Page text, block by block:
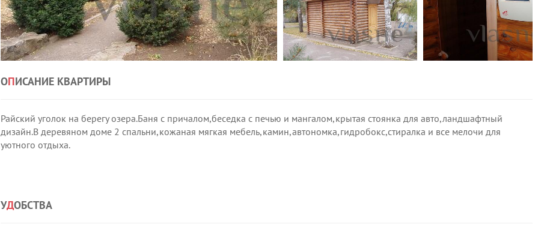
ОПИСАНИЕ КВАРТИРЫ
Райский уголок на берегу озера.Баня с причалом,беседка с печью и мангалом,крытая стоянка для авто,ландшафтный
дизайн.В деревяном доме 2 спальни,кожаная мягкая мебель,камин,автономка,гидробокс,стиралка и все мелочи для
уютного отдыха.
УДОБСТВА